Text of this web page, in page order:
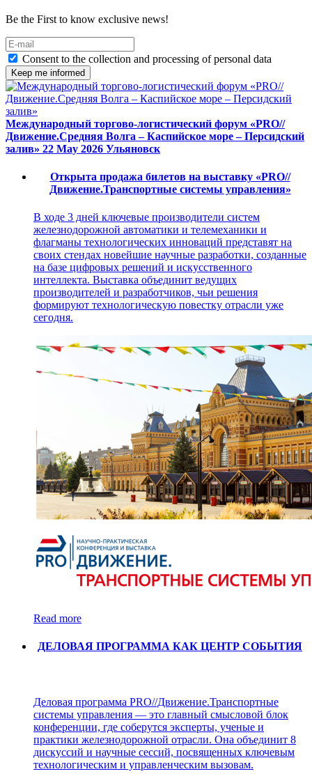
Be the First to know exclusive news!
Consent to the collection and processing of personal data
Keep me informed
Международный торгово-логистический форум «PRO//
Движение.Средняя Волга – Каспийское море – Персидский
залив» 22 May 2026 Ульяновск
Открыта продажа билетов на выставку «PRO//
Движение.Транспортные системы управления»
В ходе 3 дней ключевые производители систем
железнодорожной автоматики и телемеханики и
флагманы технологических инноваций представят на
своих стендах новейшие научные разработки, созданные
на базе цифровых решений и искусственного
интеллекта. Выставка объединит ведущих
производителей и разработчиков, чьи решения
формируют технологическую повестку отрасли уже
сегодня.
Read more
ДЕЛОВАЯ ПРОГРАММА КАК ЦЕНТР СОБЫТИЯ
Деловая программа PRO//Движение.Транспортные
системы управления — это главный смысловой блок
конференции, где соберутся эксперты, ученые и
практики железнодорожной отрасли. Она объединит 8
дискуссий и научные сессий, посвященных ключевым
технологическим и управленческим вызовам.